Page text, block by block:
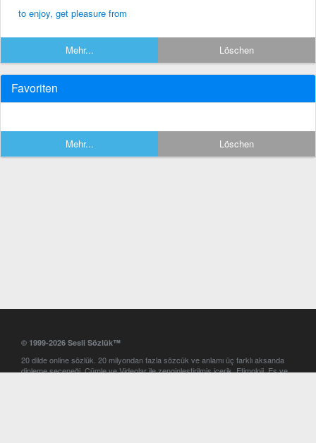
to enjoy, get pleasure from
Mehr... Löschen
Favoriten
Mehr... Löschen
© 1999-2026 Sesli Sözlük™
20 dilde online sözlük. 20 milyondan fazla sözcük ve anlamı üç farklı aksanda
dinleme seçeneği. Cümle ve Videolar ile zenginleştirilmiş içerik. Etimoloji, Eş ve